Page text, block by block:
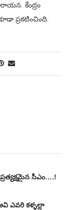
కేంద్రం
ప్రకటించింది.
సీఎం….!
ఎవరి కళ్ళల్లా